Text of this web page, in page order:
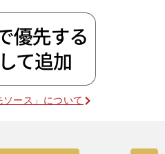
ース」について